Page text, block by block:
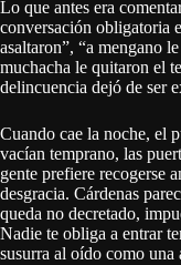
Lo que antes era
conversación obligatoria
asaltaron”, “a mengano
muchacha le quitaron el
delincuencia dejó de ser
Cuando cae la noche, el
vacían temprano, las
gente prefiere recogerse
desgracia. Cárdenas
queda no decretado,
Nadie te obliga a entrar
susurra al oído como una